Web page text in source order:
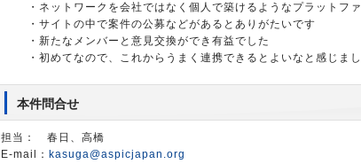
・ネットワークを会社ではなく個人で築けるようなプラットフ
・サイトの中で案件の公募などがあるとありがたいです
・新たなメンバーと意見交換ができ有益でした
・初めてなので、これからうまく連携できるとよいなと感じま
本件問合せ
担当： 春日、高橋
E-mail： kasuga@aspicjapan.org